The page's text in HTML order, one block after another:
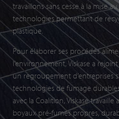
travaillons sans cesse à la mise
technologies permettant de
plastique.
Pour élaborer ses procédés
l’environnement, Viskase a
un regroupement d’entreprises
technologies de fumage
avec la Coalition, Viskase
boyaux pré-fumés propres,